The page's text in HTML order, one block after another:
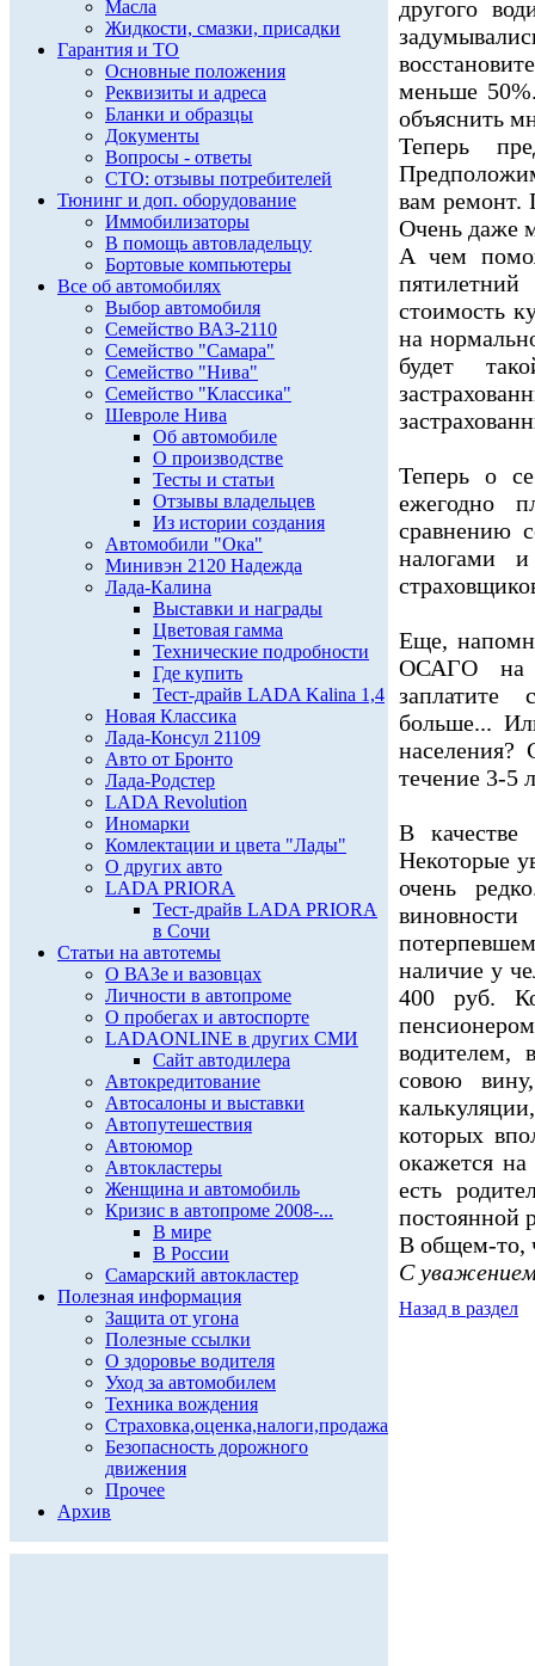
Масла
Жидкости, смазки, присадки
Гарантия и ТО
Основные положения
Реквизиты и адреса
Бланки и образцы
Документы
Вопросы - ответы
СТО: отзывы потребителей
Тюнинг и доп. оборудование
Иммобилизаторы
В помощь автовладельцу
Бортовые компьютеры
Все об автомобилях
Выбор автомобиля
Семейство ВАЗ-2110
Семейство "Самара"
Семейство "Нива"
Семейство "Классика"
Шевроле Нива
Об автомобиле
О производстве
Тесты и статьи
Отзывы владельцев
Из истории создания
Автомобили "Ока"
Минивэн 2120 Надежда
Лада-Калина
Выставки и награды
Цветовая гамма
Технические подробности
Где купить
Тест-драйв LADA Kalina 1,4
Новая Классика
Лада-Консул 21109
Авто от Бронто
Лада-Родстер
LADA Revolution
Иномарки
Комлектации и цвета "Лады"
О других авто
LADA PRIORA
Тест-драйв LADA PRIORA
в Сочи
Статьи на автотемы
О ВАЗе и вазовцах
Личности в автопроме
О пробегах и автоспорте
LADAONLINE в других СМИ
Сайт автодилера
Автокредитование
Автосалоны и выставки
Автопутешествия
Автоюмор
Автокластеры
Женщина и автомобиль
Кризис в автопроме 2008-...
В мире
В России
Самарский автокластер
Полезная информация
Защита от угона
Полезные ссылки
О здоровье водителя
Уход за автомобилем
Техника вождения
Страховка,оценка,налоги,продажа
Безопасность дорожного
движения
Прочее
Архив
другого
меньше
объяснить
Теперь
вам ремонт.
Очень даже
А чем
стоимость
на
будет
Теперь о
ежегодно
сравнению
налогами
Еще,
ОСАГО на
заплатите
больше...
населения?
течение 3-5
В качестве
Некоторые
очень
наличие у
400 руб.
совою
которых
окажется
есть
постоянной
В общем-то,
С
Назад в раздел